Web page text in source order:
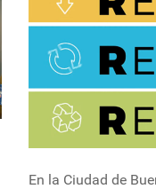
En la Ciudad de